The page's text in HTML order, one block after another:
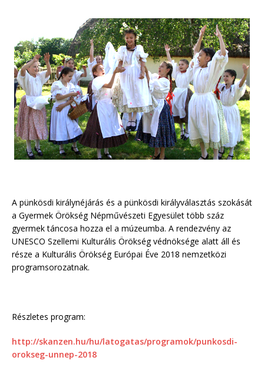
A pünkösdi királynéjárás és a pünkösdi királyválasztás szokását
a Gyermek Örökség Népművészeti Egyesület több száz
gyermek táncosa hozza el a múzeumba. A rendezvény az
UNESCO Szellemi Kulturális Örökség védnöksége alatt áll és
része a Kulturális Örökség Európai Éve 2018 nemzetközi
programsorozatnak.
Részletes program:
http://skanzen.hu/hu/latogatas/programok/punkosdi-
orokseg-unnep-2018